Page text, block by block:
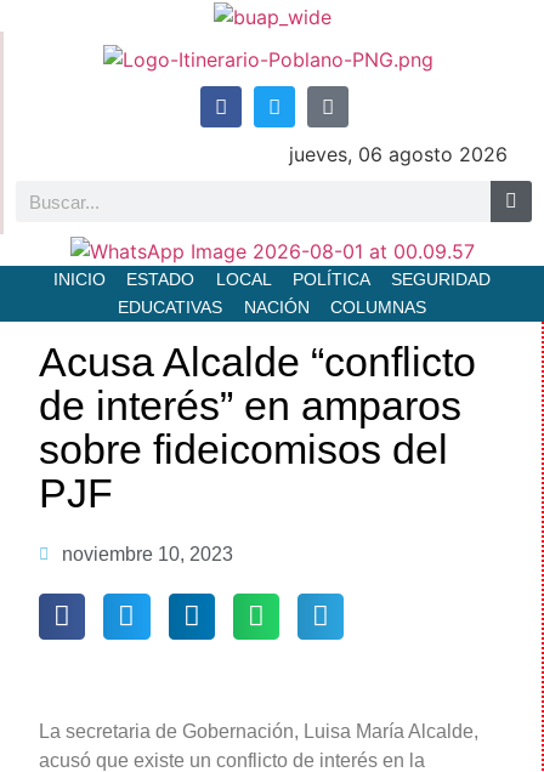
jueves, 06 agosto 2026
INICIO ESTADO LOCAL POLÍTICA
SEGURIDAD
EDUCATIVAS
NACIÓN COLUMNAS
Acusa Alcalde “conflicto
de interés” en amparos
sobre fideicomisos del
PJF
noviembre 10, 2023
La secretaria de Gobernación, Luisa María Alcalde,
acusó que existe un conflicto de interés en la